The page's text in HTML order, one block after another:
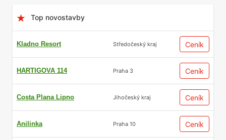
Top novostavby
Kladno Resort Středočeský kraj Ceník
HARTIGOVA 114 Praha 3 Ceník
Costa Plana Lipno Jihočeský kraj Ceník
Anilinka Praha 10 Ceník